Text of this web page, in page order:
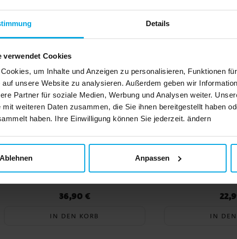
Details
verwendet Cookies
um Inhalte und Anzeigen zu personalisieren, Funktionen
auf unsere Website zu analysieren. Außerdem geben wir
Partner für soziale Medien, Werbung und Analysen weiter.
mit weiteren Daten zusammen, die Sie ihnen bereitgestellt haben
haben. Ihre Einwilligung können Sie jederzeit. ändern
Ablehnen Anpassen
Preis:36,90 €
36,90 €
IN DEN KORB
Preis:
IN